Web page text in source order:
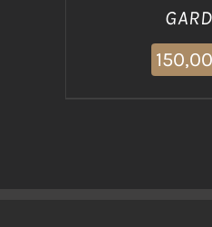
150,00